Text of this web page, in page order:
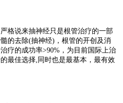
说来抽神经只是根管治疗的一部
的去除(抽神经)，根管的开创及消
疗的成功率>90%，为目前国际上治
最佳选择,同时也是最基本，最有效